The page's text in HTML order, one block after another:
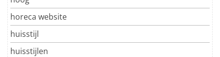
horeca website
huisstijl
huisstijlen